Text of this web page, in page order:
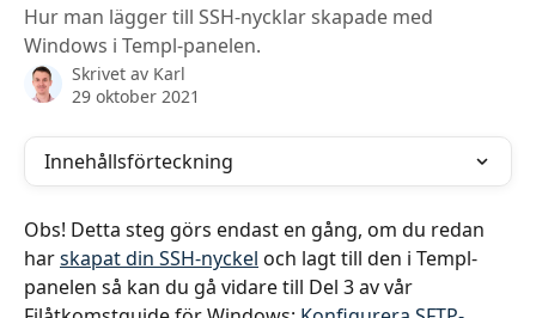
Hur man lägger till SSH-nycklar skapade med
Windows i Templ-panelen.
Skrivet av Karl
29 oktober 2021
Innehållsförteckning
Obs! Detta steg görs endast en gång, om du redan
har skapat din SSH-nyckel och lagt till den i Templ-
panelen så kan du gå vidare till Del 3 av vår